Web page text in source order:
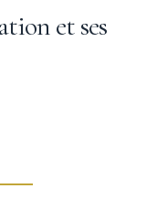
et ses